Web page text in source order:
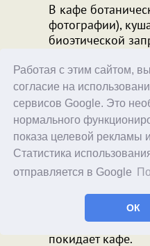
Работая с этим сайтом,
согласие на
сервисов Google. Это
нормального
показа целевой рекламы
Статистика
отправляется в Google
ОК
В кафе
фотографии),
биоэтической
прекрасным
трое работяг в
оживленно
- Я вам говрою это
- Да какой
- Да нет же,
никак иначе!
Карен, подходит
своего
- Простите,
пишется как "Ф-
Закочив свое
покидает кафе.